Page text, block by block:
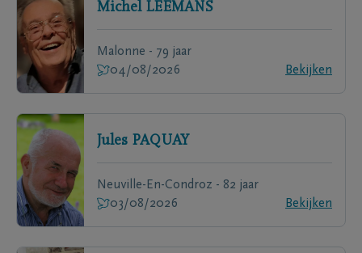
Michel LEEMANS
Malonne - 79 jaar
04/08/2026
Bekijken
Jules PAQUAY
Neuville-En-Condroz - 82 jaar
03/08/2026
Bekijken